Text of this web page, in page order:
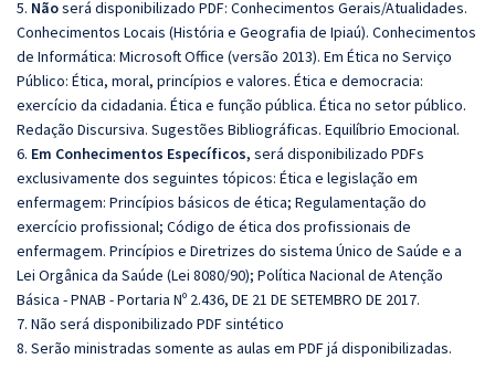
5. Nãoserá disponibilizado PDF: Conhecimentos Gerais/Atualidades.
Conhecimentos Locais (História e Geografia de Ipiaú). Conhecimentos
de Informática: Microsoft Office (versão 2013). Em Ética no Serviço
Público: Ética, moral, princípios e valores. Ética e democracia:
exercício da cidadania. Ética e função pública. Ética no setor público.
Redação Discursiva. Sugestões Bibliográficas. Equilíbrio Emocional.
6. Em Conhecimentos Específicos, será disponibilizado PDFs
exclusivamente dos seguintes tópicos: Ética e legislação em
enfermagem: Princípios básicos de ética; Regulamentação do
exercício profissional; Código de ética dos profissionais de
enfermagem. Princípios e Diretrizes do sistema Único de Saúde e a
Lei Orgânica da Saúde (Lei 8080/90); Política Nacional de Atenção
Básica - PNAB - Portaria Nº 2.436, DE 21 DE SETEMBRO DE 2017.
7. Não será disponibilizado PDF sintético
8. Serão ministradas somente as aulas em PDF já disponibilizadas.